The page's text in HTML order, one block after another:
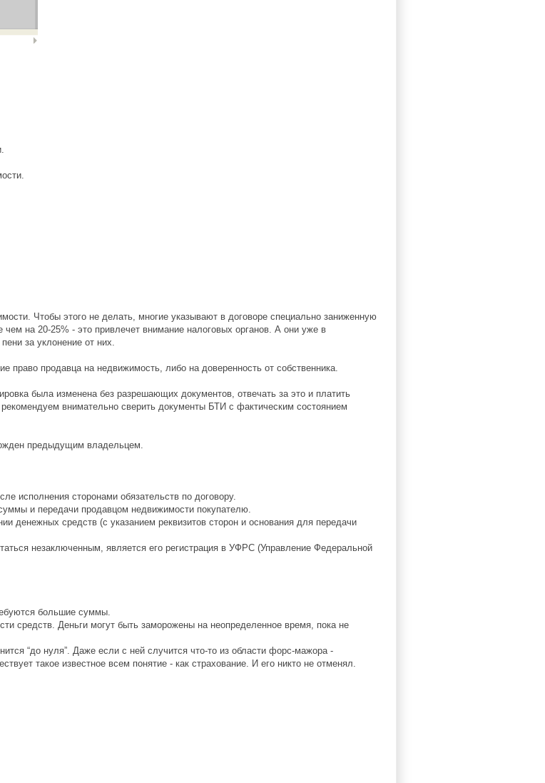
Чтобы этого не делать, многие указывают в договоре специально заниженную
на 20-25% - это привлечет внимание налоговых органов. А они уже в
за уклонение от них.
продавца на недвижимость, либо на доверенность от собственника.
была изменена без разрешающих документов, отвечать за это и платить
внимательно сверить документы БТИ с фактическим состоянием
предыдущим владельцем.
исполнения сторонами обязательств по договору.
и передачи продавцом недвижимости покупателю.
денежных средств (с указанием реквизитов сторон и основания для передачи
незаключенным, является его регистрация в УФРС (Управление Федеральной
большие суммы.
средств. Деньги могут быть заморожены на неопределенное время, пока не
“до нуля”. Даже если с ней случится что-то из области форс-мажора -
такое известное всем понятие - как страхование. И его никто не отменял.